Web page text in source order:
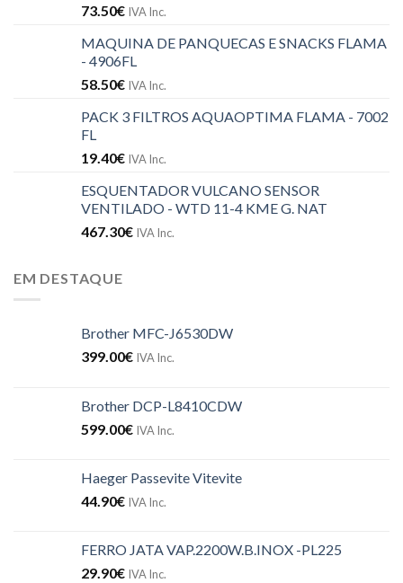
73.50€ IVA Inc.
MAQUINA DE PANQUECAS E SNACKS FLAMA
- 4906FL
58.50€ IVA Inc.
PACK 3 FILTROS AQUAOPTIMA FLAMA - 7002
FL
19.40€ IVA Inc.
ESQUENTADOR VULCANO SENSOR
VENTILADO - WTD 11-4 KME G. NAT
467.30€ IVA Inc.
EM DESTAQUE
Brother MFC-J6530DW
399.00€ IVA Inc.
Brother DCP-L8410CDW
599.00€ IVA Inc.
Haeger Passevite Vitevite
44.90€ IVA Inc.
FERRO JATA VAP.2200W.B.INOX -PL225
29.90€ IVA Inc.